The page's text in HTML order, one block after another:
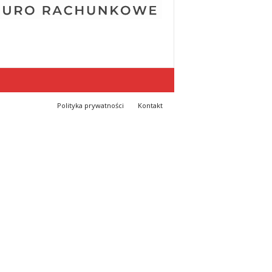
Polityka prywatności Kontakt